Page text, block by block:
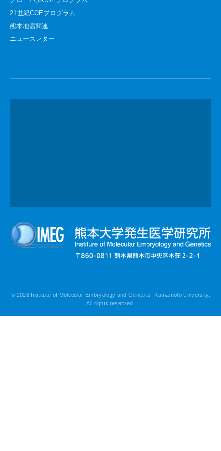
21世紀COEプログラム
熊本地震関連
ニュースレター
© 2026 Institute of Molecular Embryology and Genetics, Kumamoto University.
All rights reserved.